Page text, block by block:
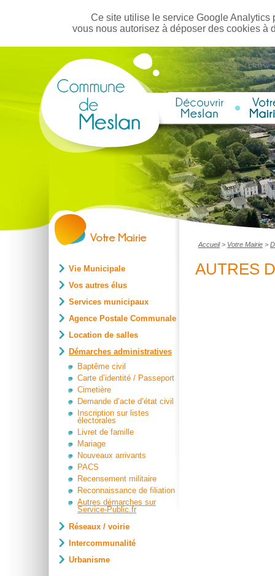
Ce site utilise le service Google
vous nous autorisez à déposer des cookies
Vie Municipale
Vos autres élus
Services municipaux
Agence Postale Communale
Location de salles
Démarches administratives
Baptême civil
Carte d’identité / Passeport
Cimetière
Demande d’acte d’état civil
Inscription sur listes
électorales
Livret de famille
Mariage
Nouveaux arrivants
PACS
Recensement militaire
Reconnaissance de filiation
Autres démarches sur
Service-Public.fr
Réseaux / voirie
Intercommunalité
Urbanisme
Accueil> Votre Mairie >
AUTRES